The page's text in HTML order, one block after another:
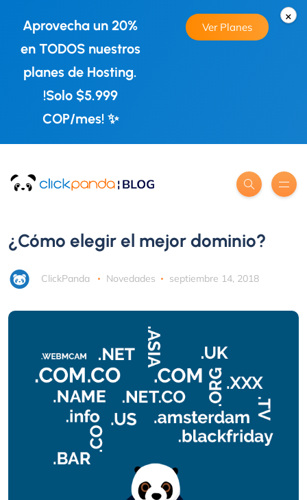
×
Aprovecha un 20%
en TODOS nuestros
planes de Hosting.
!Solo $5.999
COP/mes! ✨
Ver Planes
¿Cómo elegir el mejor dominio?
ClickPanda Novedades septiembre 14, 2018